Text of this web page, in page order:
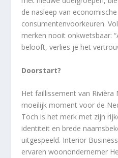
de nasleep van
consumentenvoorkeuren.
merken nooit onkwetsbaar:
belooft, verlies je het
Doorstart?
Het faillissement van
moeilijk moment voor de
Toch is het merk met zijn
identiteit en brede
uitgespeeld. Interior
ervaren woonondernemer